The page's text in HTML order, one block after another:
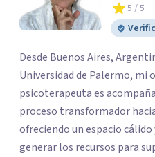
5 / 5
Desde Buenos Aires,
Universidad de Palermo, mi
psicoterapeuta es
proceso transformador
ofreciendo un espacio
generar los recursos para